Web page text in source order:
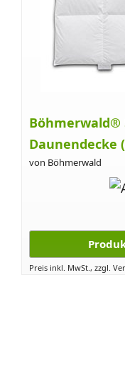
Böhmerwald®
Daunendecke
von Böhmerwald
Preis inkl. MwSt., zzgl.